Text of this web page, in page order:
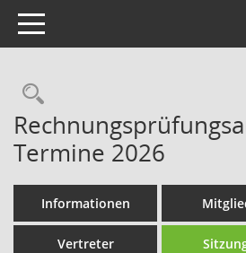
Toggle navigation
Rechercheauswahl
Termine 2026
Informationen
Vertreter